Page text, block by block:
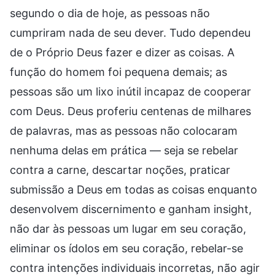
segundo o dia de hoje, as pessoas não
cumpriram nada de seu dever. Tudo dependeu
de o Próprio Deus fazer e dizer as coisas. A
função do homem foi pequena demais; as
pessoas são um lixo inútil incapaz de cooperar
com Deus. Deus proferiu centenas de milhares
de palavras, mas as pessoas não colocaram
nenhuma delas em prática — seja se rebelar
contra a carne, descartar noções, praticar
submissão a Deus em todas as coisas enquanto
desenvolvem discernimento e ganham insight,
não dar às pessoas um lugar em seu coração,
eliminar os ídolos em seu coração, rebelar-se
contra intenções individuais incorretas, não agir